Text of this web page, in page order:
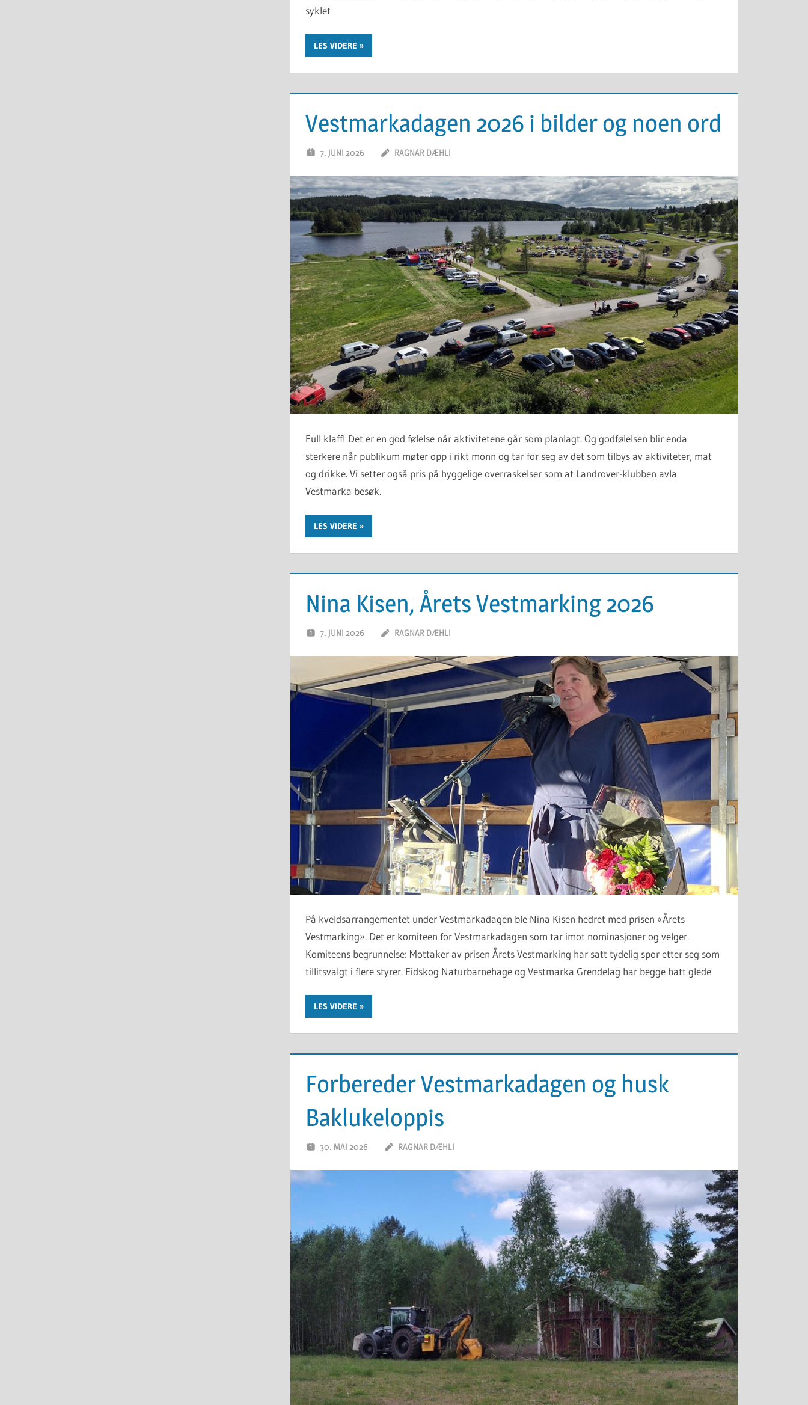
syklet
LES VIDERE
Vestmarkadagen 2026 i bilder og noen ord
7. JUNI 2026 RAGNAR DÆHLI
Full klaff! Det er en god følelse når aktivitetene går som planlagt. Og godfølelsen blir enda
sterkere når publikum møter opp i rikt monn og tar for seg av det som tilbys av aktiviteter, mat
og drikke. Vi setter også pris på hyggelige overraskelser som at Landrover-klubben avla
Vestmarka besøk.
LES VIDERE
Nina Kisen, Årets Vestmarking 2026
7. JUNI 2026 RAGNAR DÆHLI
På kveldsarrangementet under Vestmarkadagen ble Nina Kisen hedret med prisen «Årets
Vestmarking». Det er komiteen for Vestmarkadagen som tar imot nominasjoner og velger.
Komiteens begrunnelse: Mottaker av prisen Årets Vestmarking har satt tydelig spor etter seg som
tillitsvalgt i flere styrer. Eidskog Naturbarnehage og Vestmarka Grendelag har begge hatt glede
LES VIDERE
Forbereder Vestmarkadagen og husk
Baklukeloppis
30. MAI 2026 RAGNAR DÆHLI